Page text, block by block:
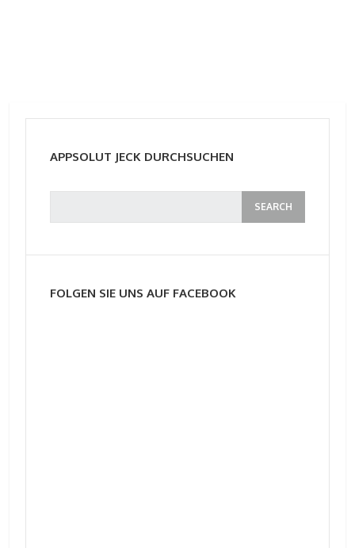
APPSOLUT JECK DURCHSUCHEN
FOLGEN SIE UNS AUF FACEBOOK